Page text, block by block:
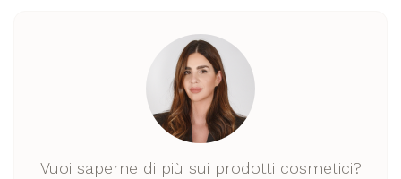
Vuoi saperne di più sui prodotti cosmetici?